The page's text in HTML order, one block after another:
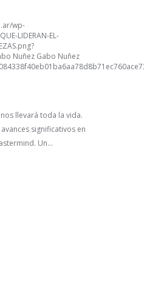
wp-
LIDERAN-EL-
Nuñez Gabo Nuñez
llevará toda la vida.
significativos en
Un…